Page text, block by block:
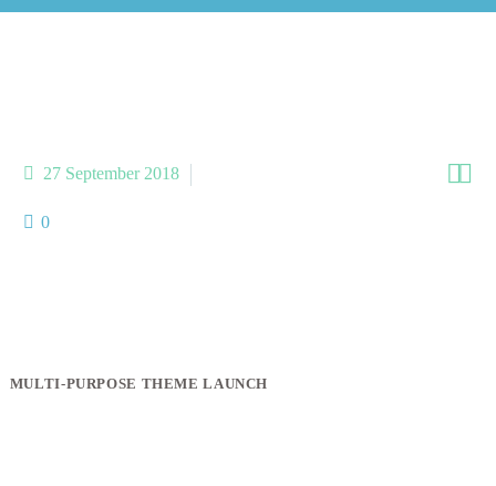

27 September 2018
0
MULTI-PURPOSE THEME LAUNCH